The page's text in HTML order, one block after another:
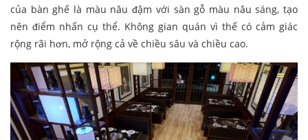
của bàn ghế là màu nâu đậm với sàn gỗ màu nâu sáng, tạo
nên điểm nhấn cụ thể. Không gian quán vì thế có cảm giác
rộng rãi hơn, mở rộng cả về chiều sâu và chiều cao.